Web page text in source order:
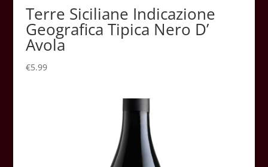
Terre Siciliane Indicazione
Geografica Tipica Nero D’
Avola
€5.99